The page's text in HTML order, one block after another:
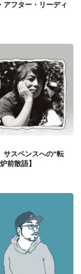
アフター・リーディ
サスペンスへの“転
前散語】